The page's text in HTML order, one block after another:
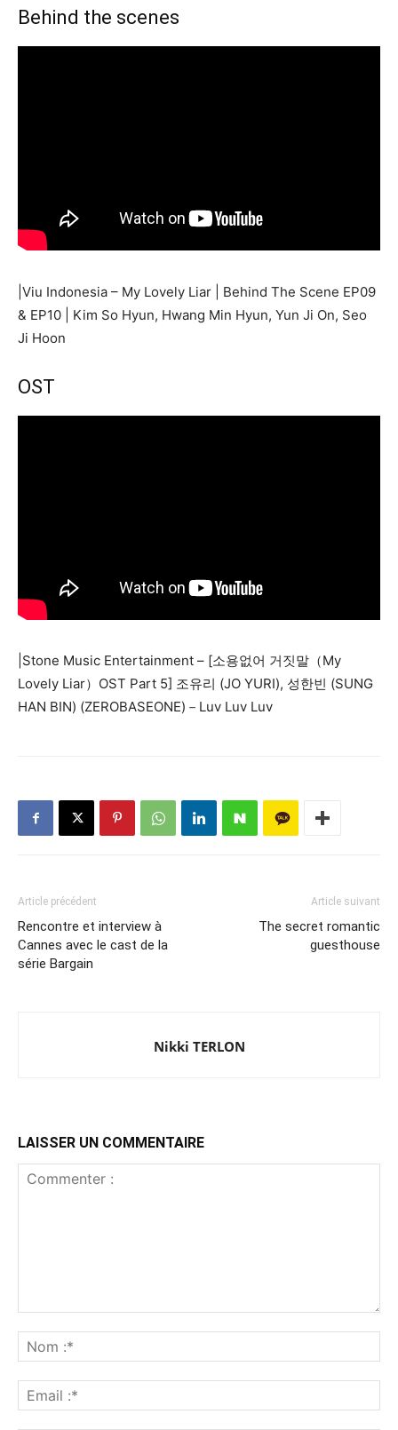
Behind the scenes
|Viu Indonesia – My Lovely Liar | Behind The Scene EP09
& EP10 | Kim So Hyun, Hwang Min Hyun, Yun Ji On, Seo
Ji Hoon
OST
|Stone Music Entertainment – [소용없어 거짓말（My
Lovely Liar）OST Part 5] 조유리 (JO YURI), 성한빈 (SUNG
HAN BIN) (ZEROBASEONE)－Luv Luv Luv
Article précédent
Rencontre et interview à
Cannes avec le cast de la
série Bargain
Article suivant
The secret romantic
guesthouse
Nikki TERLON
LAISSER UN COMMENTAIRE